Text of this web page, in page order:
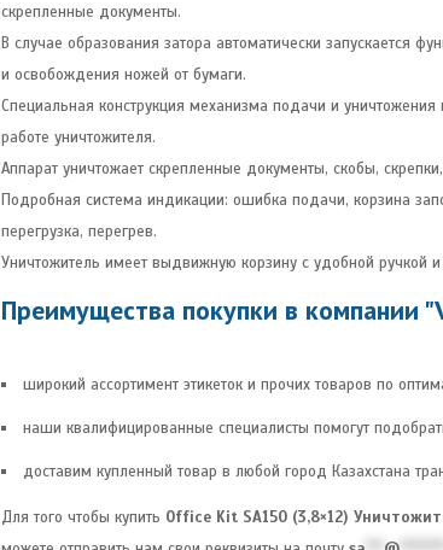
скрепленные документы.
В случае образования затора автоматически запускается
и освобождения ножей от бумаги.
Специальная конструкция механизма подачи и
работе уничтожителя.
Аппарат уничтожает скрепленные документы, скобы,
Подробная система индикации: ошибка подачи, корзина
перегрузка, перегрев.
Уничтожитель имеет выдвижную корзину с удобной ручкой
Преимущества покупки в компании
широкий ассортимент этикеток и прочих товаров по
наши квалифицированные специалисты помогут
доставим купленный товар в любой город Казахстана
Для того чтобы купить Office Kit SA150 (3,8×12)